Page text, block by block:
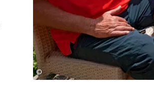
© © Eurofun Touristik